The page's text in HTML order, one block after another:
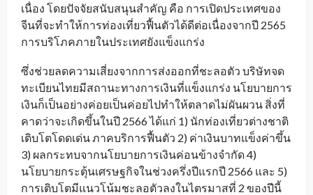
เนื่อง โดยปัจจัยสนับสนุนสำคัญ คือ การเปิดประเทศของ
จีนที่จะทำให้การท่องเที่ยวฟื้นตัวได้ดีต่อเนื่องจากปี 2565
การบริโภคภายในประเทศยังแข็งแกร่ง
ซึ่งช่วยลดความเสี่ยงจากการส่งออกที่ชะลอตัว บริษัทจด
ทะเบียนไทยมีสถานะทางการเงินที่แข็งแกร่ง นโยบายการ
เงินก็เป็นอย่างค่อยเป็นค่อยไปทำให้ตลาดไม่ผันผวน สิ่งที่
คาดว่าจะเกิดขึ้นในปี 2566 ได้แก่ 1) นักท่องเที่ยวต่างชาติ
เติบโตโดดเด่น ภาคบริการฟื้นตัว 2) ค่าเงินบาทแข็งค่าขึ้น
3) ผลกระทบจากนโยบายการเงินค่อนข้างจำกัด 4)
นโยบายกระตุ้นเศรษฐกิจในช่วงครึ่งปีแรกปี 2566 และ 5)
การเติบโตมีแนวโน้มชะลอตัวลงในไตรมาสที่ 2 ของปีนี้